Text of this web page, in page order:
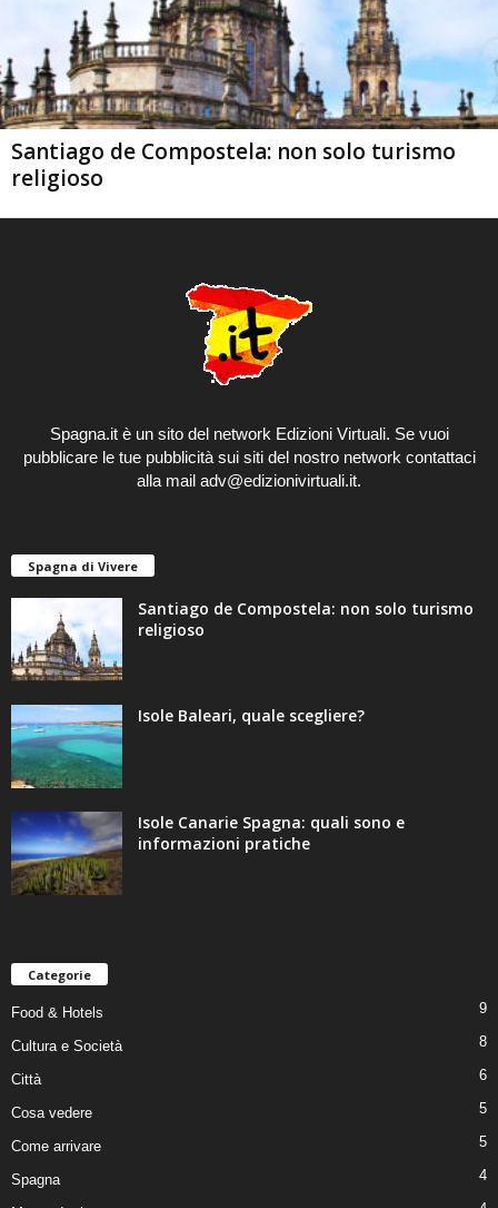
Santiago de Compostela: non solo turismo
religioso
Spagna.it è un sito del network Edizioni Virtuali. Se vuoi
pubblicare le tue pubblicità sui siti del nostro networkcontattaci
alla mail adv@edizionivirtuali.it.
Spagna di Vivere
Santiago de Compostela: non solo turismo
religioso
Isole Baleari, quale scegliere?
Isole Canarie Spagna: quali sono e
informazioni pratiche
Categorie
Food & Hotels 9
Cultura e Società 8
Città 6
Cosa vedere 5
Come arrivare 5
Spagna 4